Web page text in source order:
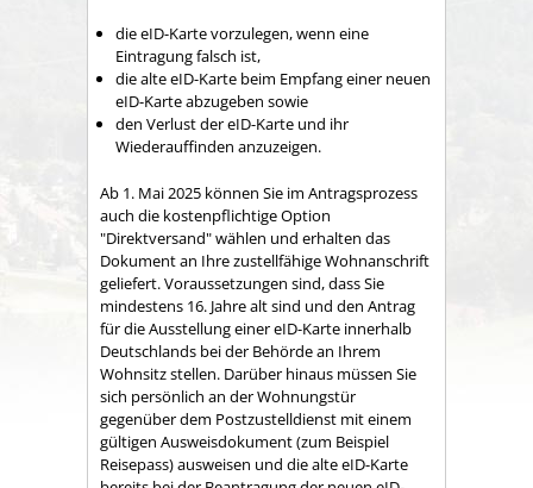
die eID-Karte vorzulegen, wenn eine
Eintragung falsch ist,
die alte eID-Karte beim Empfang einer neuen
eID-Karte abzugeben sowie
den Verlust der eID-Karte und ihr
Wiederauffinden anzuzeigen.
Ab 1. Mai 2025 können Sie im Antragsprozess
auch die kostenpflichtige Option
"Direktversand" wählen und erhalten das
Dokument an Ihre zustellfähige Wohnanschrift
geliefert.Voraussetzungen sind, dass Sie
mindestens 16. Jahre alt sind und den Antrag
für die Ausstellung einer eID-Karte innerhalb
Deutschlands bei der Behörde an Ihrem
Wohnsitz stellen. Darüber hinaus müssen Sie
sich persönlich an der Wohnungstür
gegenüber dem Postzustelldienst mit einem
gültigen Ausweisdokument (zum Beispiel
Reisepass) ausweisen und die alte eID-Karte